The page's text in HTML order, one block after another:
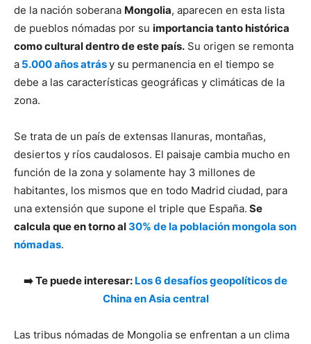
de la nación soberana Mongolia, aparecen en esta lista
de pueblos nómadas por su importancia tanto histórica
como cultural dentro de este país. Su origen se remonta
a 5.000 años atrásy su permanencia en el tiempo se
debe a las características geográficas y climáticas de la
zona.
Se trata de un país de extensas llanuras, montañas,
desiertos y ríos caudalosos. El paisaje cambia mucho en
función de la zona y solamente hay 3 millones de
habitantes, los mismos que en todo Madrid ciudad, para
una extensión que supone el triple que España. Se
calcula que en torno al30% de la población mongola son
nómadas.
➡️ Te puede interesar: Los 6 desafíos geopolíticos de
China en Asia central
Las tribus nómadas de Mongolia se enfrentan a un clima